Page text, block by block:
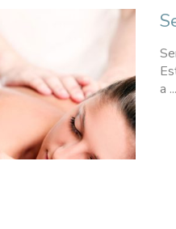
a ...